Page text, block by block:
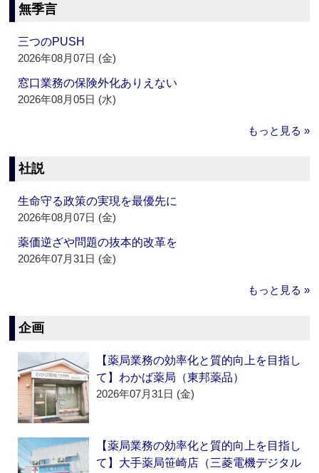
無季言
三つのPUSH
2026年08月07日 (金)
窓口業務の保険外化ありえない
2026年08月05日 (水)
もっと見る »
社説
生命守る政策の実現を最優先に
2026年08月07日 (金)
薬価逆ざや問題の抜本的改革を
2026年07月31日 (金)
もっと見る »
企画
【薬局業務の効率化と質的向上を目指し
て】わかば薬局（東邦薬品）
2026年07月31日 (金)
【薬局業務の効率化と質的向上を目指し
て】大手薬局笹崎店（三菱電機デジタル